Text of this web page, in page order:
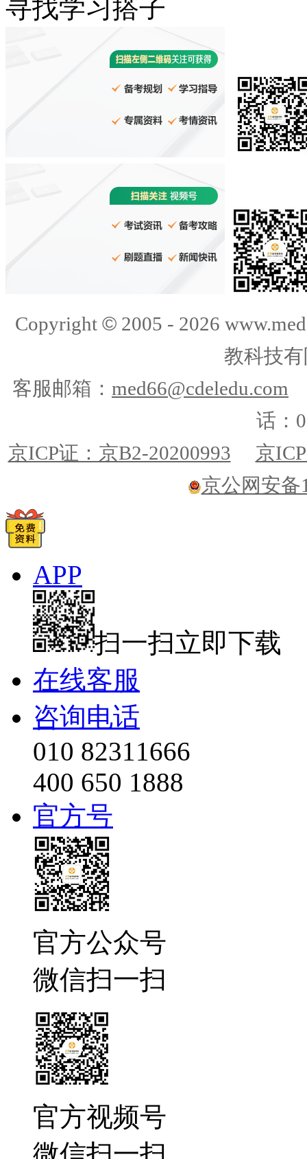
寻找学习搭子
Copyright ©2005 - 2026
教科技
客服邮箱： med66@cdeledu.com
话：
京ICP证：京B2-20200993
京
京公网安备
APP
扫一扫立即下载
在线客服
咨询电话
010 82311666
400 650 1888
官方号
官方公众号
微信扫一扫
官方视频号